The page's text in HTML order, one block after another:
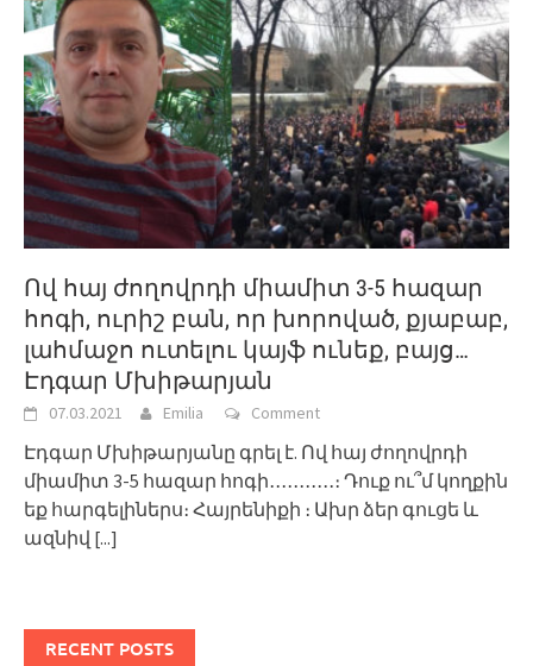
Ով հայ ժողովրդի միամիտ 3-5 հազար
հոգի, ուրիշ բան, որ խորոված, քյաբաբ,
լահմաջո ուտելու կայֆ ունեք, բայց…
Էդգար Մխիթարյան
07.03.2021 Emilia Comment
Էդգար Մխիթարյանը գրել է. Ով հայ ժողովրդի
միամիտ 3-5 հազար հոգի․․․․․․․․․․․։ Դուք ու՞մ կողքին
եք հարգելիներս։ Հայրենիքի ։ Ախր ձեր գուցե և
ազնիվ [...]
RECENT POSTS